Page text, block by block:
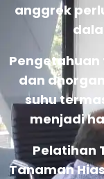
anggrek
dan
suhu
menjadi
Pelatihan
Tanaman